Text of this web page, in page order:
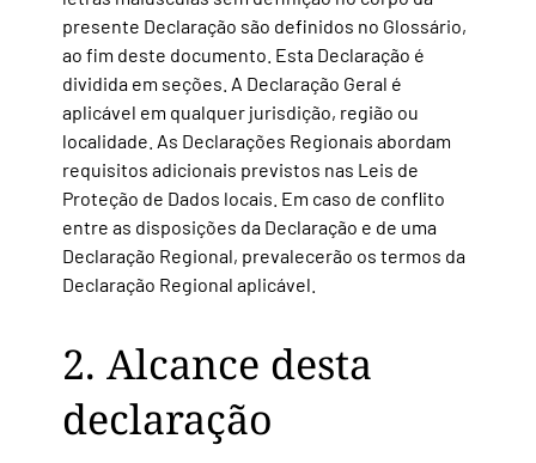
presente Declaração são definidos no Glossário,
ao fim deste documento. Esta Declaração é
dividida em seções. A Declaração Geral é
aplicável em qualquer jurisdição, região ou
localidade. As Declarações Regionais abordam
requisitos adicionais previstos nas Leis de
Proteção de Dados locais. Em caso de conflito
entre as disposições da Declaração e de uma
Declaração Regional, prevalecerão os termos da
Declaração Regional aplicável.
2. Alcance desta
declaração